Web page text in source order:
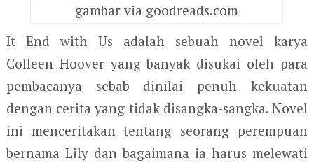
gambar via goodreads.com
It End with Us adalah sebuah novel karya
Colleen Hoover yang banyak disukai oleh para
pembacanya sebab dinilai penuh kekuatan
dengan cerita yang tidak disangka-sangka. Novel
ini menceritakan tentang seorang perempuan
bernama Lily dan bagaimana ia harus melewati